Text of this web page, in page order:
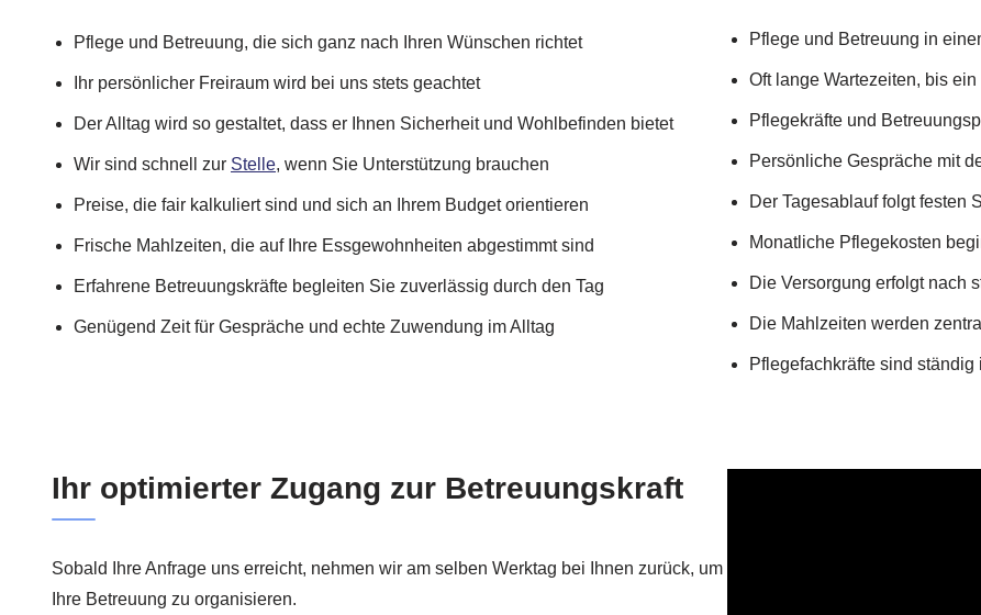
Pflege und Betreuung, die sich ganz nach Ihren Wünschen richtet
Ihr persönlicher Freiraum wird bei uns stets geachtet
Der Alltag wird so gestaltet, dass er Ihnen Sicherheit und Wohlbefinden bietet
Wir sind schnell zur Stelle, wenn Sie Unterstützung brauchen
Preise, die fair kalkuliert sind und sich an Ihrem Budget orientieren
Frische Mahlzeiten, die auf Ihre Essgewohnheiten abgestimmt sind
Erfahrene Betreuungskräfte begleiten Sie zuverlässig durch den Tag
Genügend Zeit für Gespräche und echte Zuwendung im Alltag
Pflege und Betreuung in
Oft lange Wartezeiten, bis
Pflegekräfte und
Persönliche Gespräche mit
Der Tagesablauf folgt festen
Monatliche Pflegekosten
Die Versorgung erfolgt nach
Die Mahlzeiten werden
Pflegefachkräfte sind ständig
Ihr optimierter Zugang zur Betreuungskraft
Sobald Ihre Anfrage uns erreicht, nehmen wir am selben Werktag bei Ihnen zurück, um
Ihre Betreuung zu organisieren.